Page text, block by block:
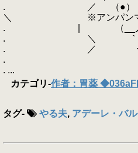
. ／ （●）
＼ ※アンパンマン
. | （__人
. ＼ ｀
. ／ ー
.
. ...
カテゴリ-作者：胃薬
タグ- やる夫, アデーレ・バ